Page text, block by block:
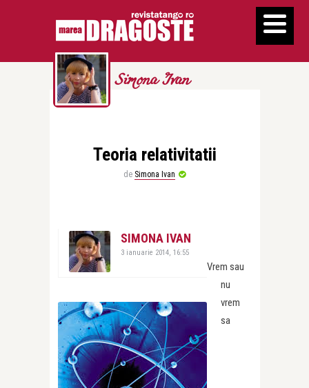
Simona Ivan
Teoria relativitatii
de Simona Ivan
SIMONA IVAN
3 ianuarie 2014, 16:55
Vrem sau
nu
vrem
sa